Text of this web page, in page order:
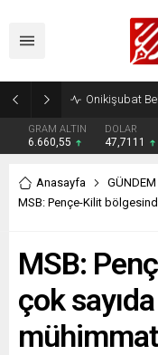
Geleneksel
GRAM ALTIN
6.660,55
DOLAR
47,7111
Anasayfa
GÜNDEM
MSB: Pençe-Kilit
MSB:
çok